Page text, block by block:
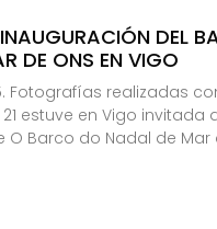
DEL
DE ONS EN VIGO
Fotografías realizadas
estuve en Vigo invitada
O Barco do Nadal de Mar